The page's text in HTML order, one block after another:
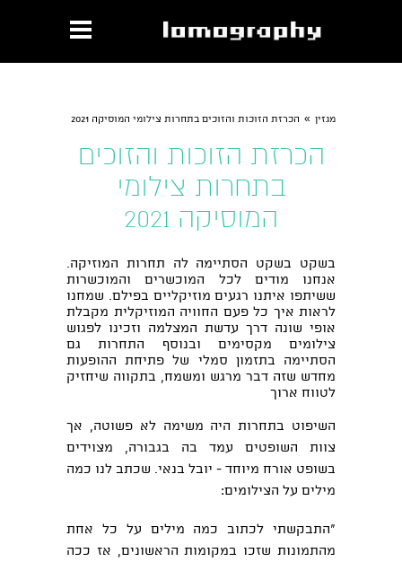
מגזין » הכרזת הזוכות והזוכים בתחרות צילומי המוסיקה 2021
הכרזת הזוכות והזוכים
בתחרות צילומי
המוסיקה 2021
בשקט בשקט הסתיימה לה תחרות המוזיקה.
אנחנו מודים לכל המוכשרים והמוכשרות
ששיתפו איתנו רגעים מוזיקליים בפילם. שמחנו
לראות איך כל פעם החוויה המוזיקלית מקבלת
אופי שונה דרך עדשת המצלמה וזכינו לפגוש
צילומים מקסימים ובנוסף התחרות גם
הסתיימה בתזמון סמלי של פתיחת ההופעות
מחדש שזה דבר מרגש ומשמח, בתקווה שיחזיק
לטווח ארוך
השיפוט בתחרות היה משימה לא פשוטה, אך
צוות השופטים עמד בה בגבורה, מצוידים
בשופט אורח מיוחד - יובל בנאי. שכתב לנו כמה
מילים על הצילומים:
"התבקשתי לכתוב כמה מילים על כל אחת
מהתמונות שזכו במקומות הראשונים, אז ככה